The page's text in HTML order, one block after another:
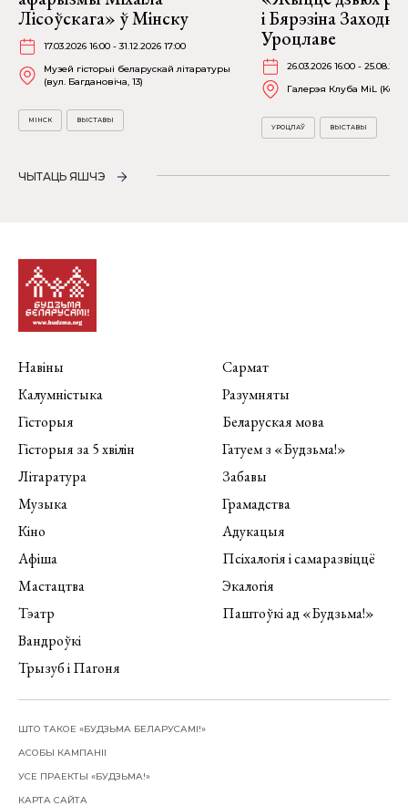
Лісоўскага» ў Мінску
17.03.2026 16:00 - 31.12.2026 17:00
Музей гісторыі беларускай літаратуры
(вул. Багдановіча, 13)
МІНСК ВЫСТАВЫ
і Бярэзіна
Уроцлаве
26.03.2026 16:00 -
Галерэя Клуба MiL
УРОЦЛАЎ ВЫСТАВЫ
ЧЫТАЦЬ ЯШЧЭ
Навіны
Калумністыка
Гісторыя
Гісторыя за 5 хвілін
Літаратура
Музыка
Кіно
Афіша
Мастацтва
Тэатр
Вандроўкі
Трызуб і Пагоня
Сармат
Разумняты
Беларуская мова
Гатуем з «Будзьма!»
Забавы
Грамадства
Адукацыя
Псіхалогія і самаразвіццё
Экалогія
Паштоўкі ад «Будзьма!»
ШТО ТАКОЕ «БУДЗЬМА БЕЛАРУСАМІ!»
АСОБЫ КАМПАНІІ
УСЕ ПРАЕКТЫ «БУДЗЬМА!»
КАРТА САЙТА